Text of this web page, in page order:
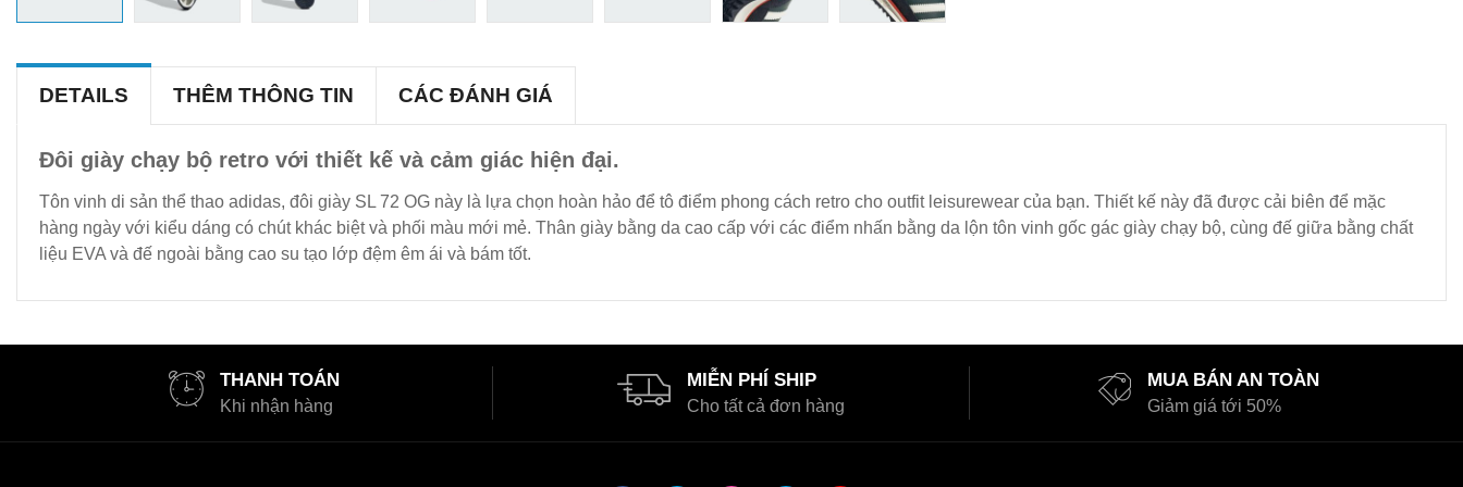
DETAILS THÊM THÔNG TIN CÁC ĐÁNH GIÁ
Đôi giày chạy bộ retro với thiết kế và cảm giác hiện đại.
Tôn vinh di sản thể thao adidas, đôi giày SL 72 OG này là lựa chọn hoàn hảo để tô điểm phong cách retro cho outfit leisurewear của bạn. Thiết kế này đã được cải biên để mặc
hàng ngày với kiểu dáng có chút khác biệt và phối màu mới mẻ. Thân giày bằng da cao cấp với các điểm nhấn bằng da lộn tôn vinh gốc gác giày chạy bộ, cùng đế giữa bằng chất
liệu EVA và đế ngoài bằng cao su tạo lớp đệm êm ái và bám tốt.
THANH TOÁN
Khi nhận hàng
MIỄN PHÍ SHIP
Cho tất cả đơn hàng
MUA BÁN AN TOÀN
Giảm giá tới 50%